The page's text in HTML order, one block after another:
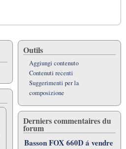
Outils
Aggiungi contenuto
Contenuti recenti
Suggerimenti per la
composizione
Derniers commentaires du
forum
Basson FOX 660D á vendre